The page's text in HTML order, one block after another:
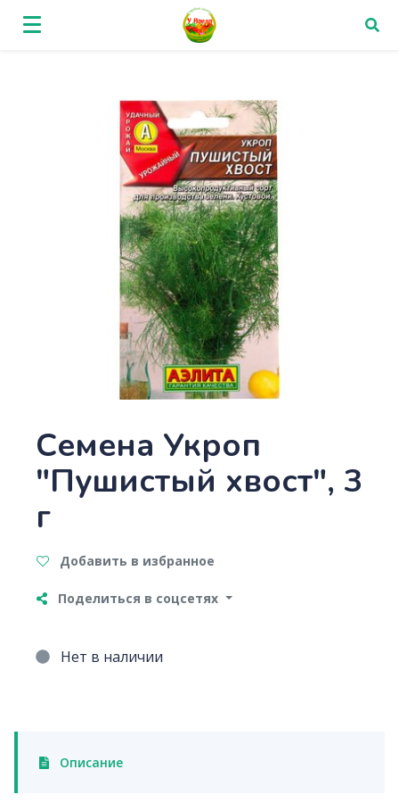
Семена Укроп
"Пушистый хвост", 3
г
Добавить в избранное
Поделиться в соцсетях
Нет в наличии
Описание